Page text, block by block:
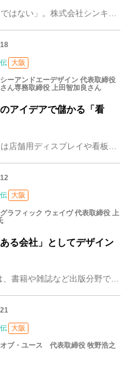
「根拠のないデザインはデザインではない」。株式会社シンキオン・クリエイティブは「デザインの力」にこだわってWebサイトの企画・制作や導入のコンサルティングなどを
大阪
ーアンドエーデザイン 代表取締役
ん専務取締役 上田智加良さん
アイデアで儲かる「看
大阪
ラフィック ウェイヴ 代表取締役 上
ある会社」としてデザイン
株式会社グラフィック ウェイヴは、書籍や雑誌など出版分野での実績を強みとし、ブランディングからWebサイト制作までトータルなニーズに対応しているデザイン会社です
大阪
ブ・ユース 代表取締役 牧野浩之